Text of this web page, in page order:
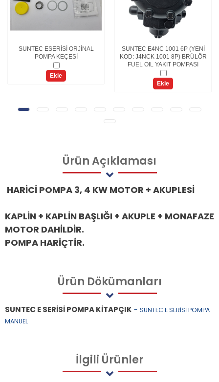
SUNTEC ESERİSİ ORJİNAL
POMPA KEÇESİ
Ekle
SUNTEC E4NC 1001 6P (YENİ
KOD: J4NCK 1001 8P) BRÜLÖR
FUEL OIL YAKIT POMPASI
Ekle
ÜrünAçıklaması
HARİCİ POMPA 3, 4 KW MOTOR + AKUPLESİ
KAPLİN + KAPLİN BAŞLIĞI + AKUPLE + MONAFAZE
MOTOR DAHİLDİR.
POMPA HARİÇTİR.
Ürün Dökümanları
SUNTEC E SERİSİ POMPA KİTAPÇIK - SUNTEC E SERİSİ POMPA
MANUEL
İlgili Ürünler